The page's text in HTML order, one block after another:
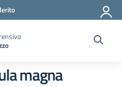
magna